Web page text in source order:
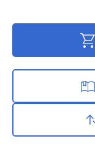
ビ
線
製)